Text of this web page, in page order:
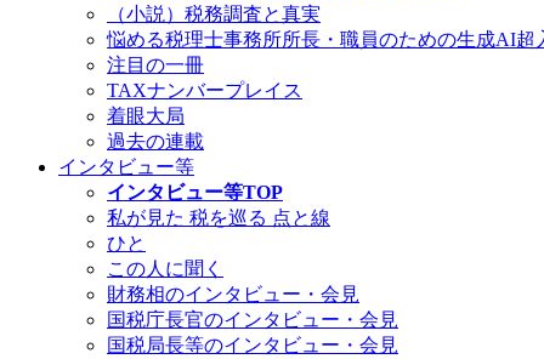
（小説）税務調査と真実
悩める税理士事務所所長・職員のための生成AI超
注目の一冊
TAXナンバープレイス
着眼大局
過去の連載
インタビュー等
インタビュー等TOP
私が見た 税を巡る 点と線
ひと
この人に聞く
財務相のインタビュー・会見
国税庁長官のインタビュー・会見
国税局長等のインタビュー・会見